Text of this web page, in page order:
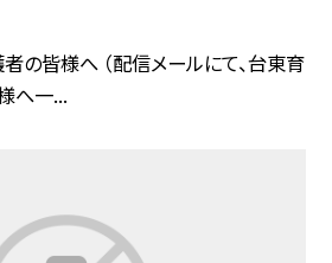
の皆様へ （配信メールにて、台東育
へ一...